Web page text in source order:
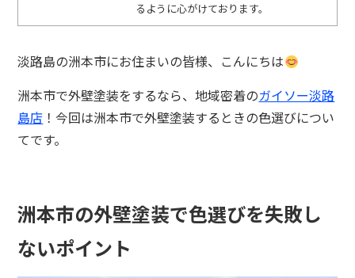
るように心がけております。
淡路島の洲本市にお住まいの皆様、こんにちは
洲本市で外壁塗装をするなら、地域密着のガイソー淡路
島店 ！今回は洲本市で外壁塗装するときの色選びについ
てです。
洲本市の外壁塗装で色選びを失敗し
ないポイント